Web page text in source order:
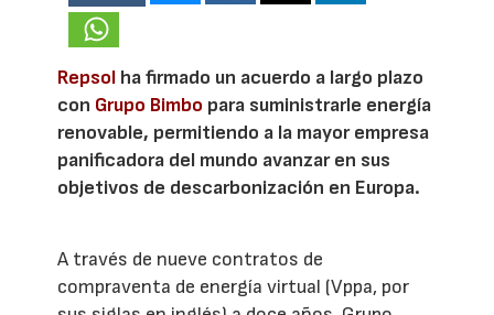
Repsol ha firmado un acuerdo a largo plazo
con Grupo Bimbo para suministrarle energía
renovable, permitiendo a la mayor empresa
panificadora del mundo avanzar en sus
objetivos de descarbonización en Europa.
A través de nueve contratos de
compraventa de energía virtual (Vppa, por